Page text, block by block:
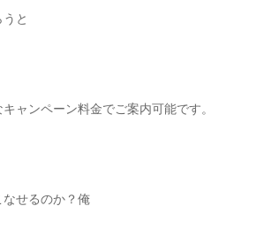
と
ャンペーン料金でご案内可能です。
せるのか？俺